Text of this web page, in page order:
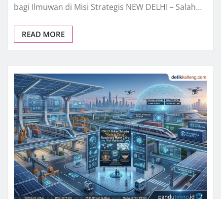
bagi Ilmuwan di Misi Strategis NEW DELHI – Salah…
READ MORE